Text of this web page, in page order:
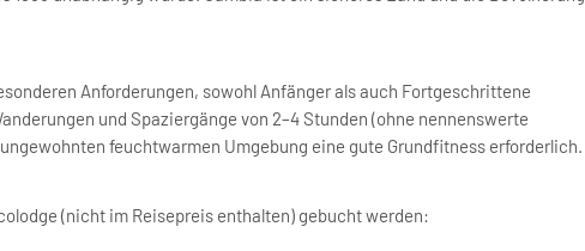
Anforderungen, sowohl Anfänger als auch Fortgeschrittene
und Spaziergänge von 2–4 Stunden (ohne nennenswerte
feuchtwarmen Umgebung eine gute Grundfitness erforderlich.
(nicht im Reisepreis enthalten) gebucht werden: